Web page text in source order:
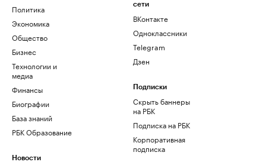
Политика
Экономика
Общество
Бизнес
Технологии и
медиа
Финансы
Биографии
База знаний
РБК Образование
Новости
сети
ВКонтакте
Одноклассники
Telegram
Дзен
Подписки
Скрыть баннеры
на РБК
Подписка на РБК
Корпоративная
подписка